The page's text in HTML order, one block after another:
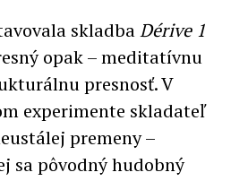
skladbaDérive 1
opak – meditatívnu
presnosť. V
experimente skladateľ
premeny –
sa pôvodný hudobný